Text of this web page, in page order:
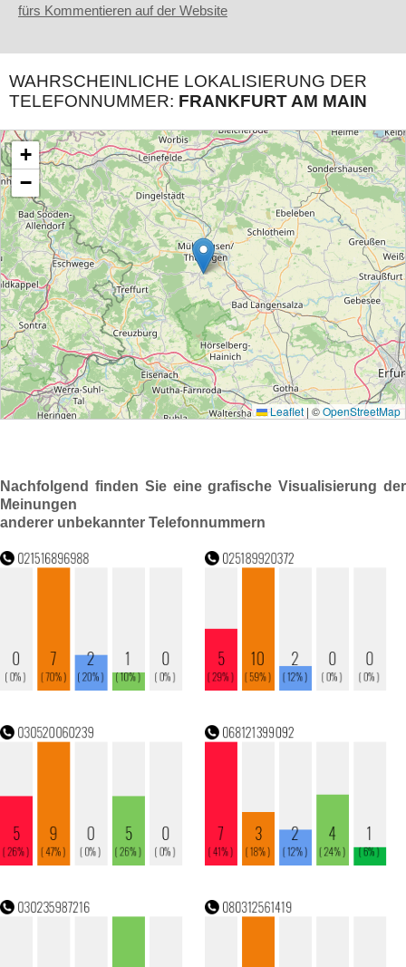
fürs Kommentieren auf der Website
WAHRSCHEINLICHE LOKALISIERUNG DER
TELEFONNUMMER: FRANKFURT AM MAIN
Nachfolgend finden Sie eine grafische Visualisierung der
Meinungen
anderer unbekannter Telefonnummern